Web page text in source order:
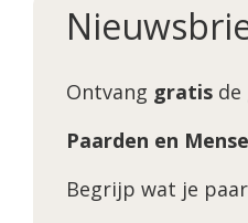
Ontvang gratis de
Paarden en
Begrijp wat je